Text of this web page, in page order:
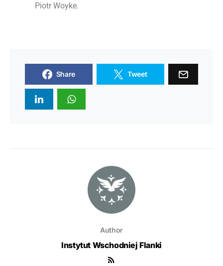
Piotr Woyke.
Share Tweet
Author
Instytut Wschodniej Flanki